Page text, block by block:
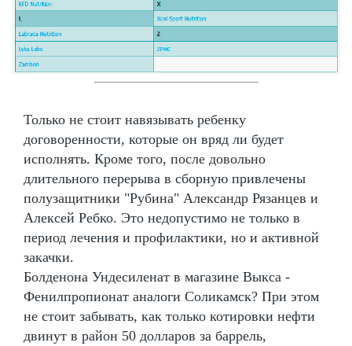
Только не стоит навязывать ребенку
договоренности, которые он вряд ли будет
исполнять. Кроме того, после довольно
длительного перерыва в сборную привлечены
полузащитники "Рубина" Александр Рязанцев и
Алексей Ребко. Это недопустимо не только в
период лечения и профилактики, но и активной
закачки.
Болденона Ундесиленат в магазине Выкса -
Фенилпропионат аналоги Соликамск? При этом
не стоит забывать, как только котировки нефти
двинут в район 50 долларов за баррель,